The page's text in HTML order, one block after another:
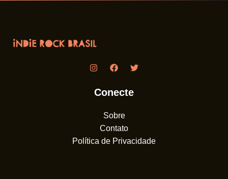
Conecte
Sobre
Contato
Política de Privacidade